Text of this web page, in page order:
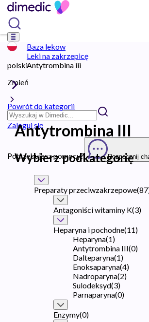
polski
Zmień
Zaloguj się
Potrzebujesz pomocy? Rozpocznij
Baza lekow
Leki na zakrzepicę
Antytrombina iii
Powrót do kategorii
Antytrombina III
Wybierz podkategorię
Preparaty przeciwzakrzepowe(87
Antagoniści witaminy K(3)
Heparyna i pochodne(11)
Heparyna(1)
Antytrombina III(0)
Dalteparyna(1)
Enoksaparyna(4)
Nadroparyna(2)
Sulodeksyd(3)
Parnaparyna(0)
Enzymy(0)